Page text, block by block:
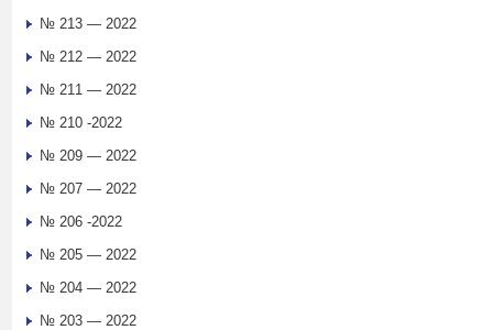
№ 213 — 2022
№ 212 — 2022
№ 211 — 2022
№ 210 -2022
№ 209 — 2022
№ 207 — 2022
№ 206 -2022
№ 205 — 2022
№ 204 — 2022
№ 203 — 2022